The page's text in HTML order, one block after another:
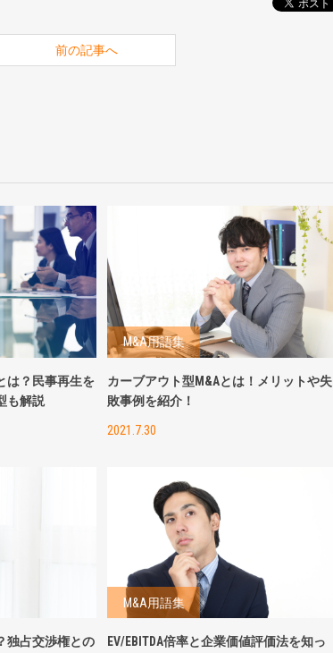
前の記事へ
は？民事再生を
も解説
M&A用語集
カーブアウト型M&Aとは！メリットや失
敗事例を紹介！
2021.7.30
独占交渉権との
M&A用語集
EV/EBITDA倍率と企業価値評価法を知っ